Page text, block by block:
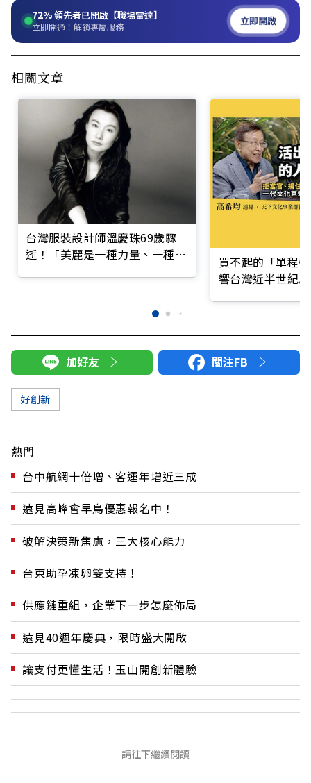
72%領先者已開啟【職場雷達】
立即開通！解鎖專屬服務 立即開啟
相關文章
台灣服裝設計師溫慶珠69歲驟
逝！「美麗是一種力量、一種尊
買不起的「單程
響台灣近半世紀
加好友 關注FB
好創新
熱門
台中航網十倍增、客運年增近三成
遠見高峰會早鳥優惠報名中！
破解決策新焦慮，三大核心能力
台東助孕凍卵雙支持！
供應鏈重組，企業下一步怎麼佈局
遠見40週年慶典，限時盛大開啟
讓支付更懂生活！玉山開創新體驗
請往下繼續閱讀